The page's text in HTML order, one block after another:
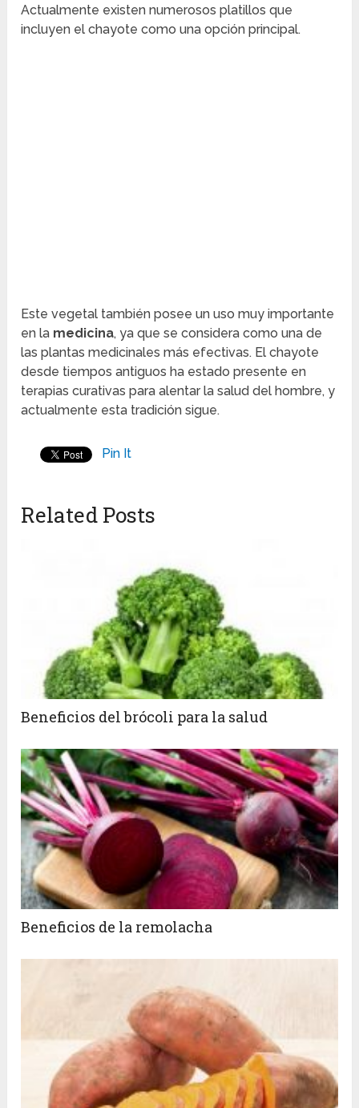
Actualmente existen numerosos platillos que
incluyen el chayote como una opción principal.
Este vegetal también posee un uso muy importante
en la medicina, ya que se considera como una de
las plantas medicinales más efectivas. El chayote
desde tiempos antiguos ha estado presente en
terapias curativas para alentar la salud del hombre, y
actualmente esta tradición sigue.
Pin It
Related Posts
Beneficios del brócoli para la salud
Beneficios de la remolacha